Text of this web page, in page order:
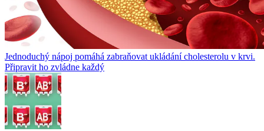
Jednoduchý nápoj pomáhá zabraňovat ukládání cholesterolu v krvi.
Připravit ho zvládne každý